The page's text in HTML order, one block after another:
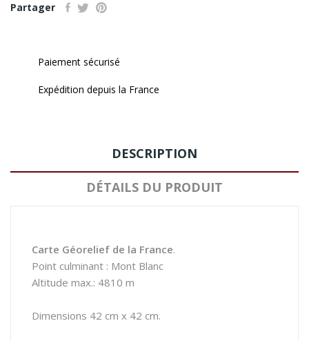
Partager
Paiement sécurisé
Expédition depuis la France
DESCRIPTION
DÉTAILS DU PRODUIT
Carte Géorelief de la France.
Point culminant : Mont Blanc
Altitude max.: 4810 m
Dimensions 42 cm x 42 cm.